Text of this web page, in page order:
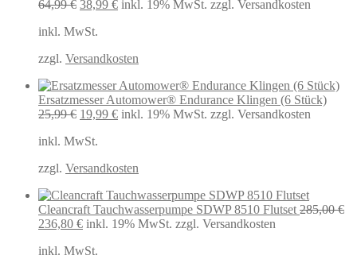
64,99€ Ursprünglicher
war:
38,99 €Aktueller
inkl. 19% MwSt. zzgl. Versandkosten
inkl. MwSt.
zzgl. Versandkosten
Ersatzmesser Automower® Endurance Klingen (6 Stück)
25,99€ Ursprünglicher
war:
19,99 €Aktueller
inkl. 19% MwSt. zzgl. Versandkosten
inkl. MwSt.
zzgl. Versandkosten
Cleancraft Tauchwasserpumpe SDWP 8510 Flutset 285,00€
Ursprünglicher
war:
236,80 €Aktueller
ist:
inkl. 19% MwSt. zzgl. Versandkosten
inkl. MwSt.